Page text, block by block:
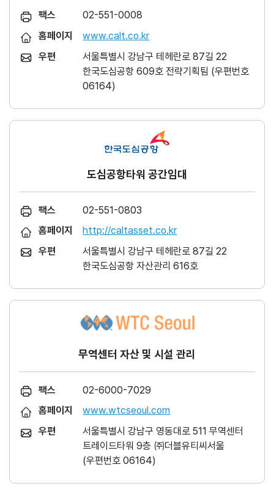
팩스
02-551-0008
홈페이지
www.calt.co.kr
우편
서울특별시 강남구 테헤란로 87길 22
한국도심공항 609호 전략기획팀 (우편번호
06164)
도심공항타워 공간임대
팩스
02-551-0803
홈페이지
http://caltasset.co.kr
우편
서울특별시 강남구 테헤란로 87길 22
한국도심공항 자산관리 616호
무역센터 자산 및 시설 관리
팩스
02-6000-7029
홈페이지
www.wtcseoul.com
우편
서울특별시 강남구 영동대로 511 무역센터
트레이드타워 9층 ㈜더블유티씨서울
(우편번호 06164)